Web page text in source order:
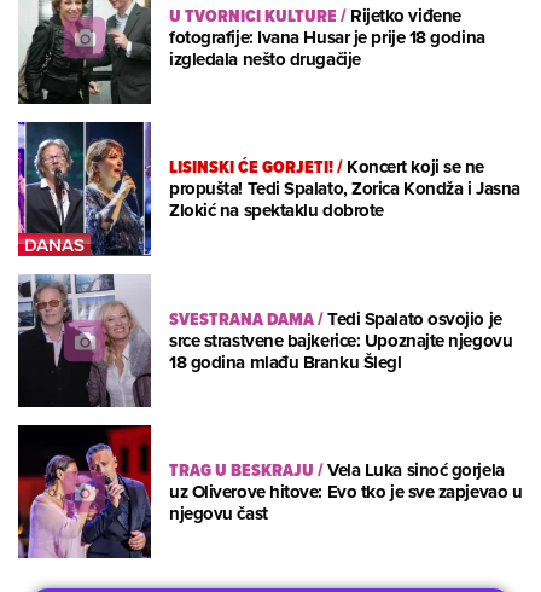
U TVORNICI KULTURE/Rijetko viđene
fotografije: Ivana Husar je prije 18 godina
izgledala nešto drugačije
LISINSKI ĆE GORJETI!/Koncert koji se ne
propušta! Tedi Spalato, Zorica Kondža i Jasna
Zlokić na spektaklu dobrote
SVESTRANA DAMA/Tedi Spalato osvojio je
srce strastvene bajkerice: Upoznajte njegovu
18 godina mlađu Branku Šlegl
TRAG U BESKRAJU/Vela Luka sinoć gorjela
uz Oliverove hitove: Evo tko je sve zapjevao u
njegovu čast